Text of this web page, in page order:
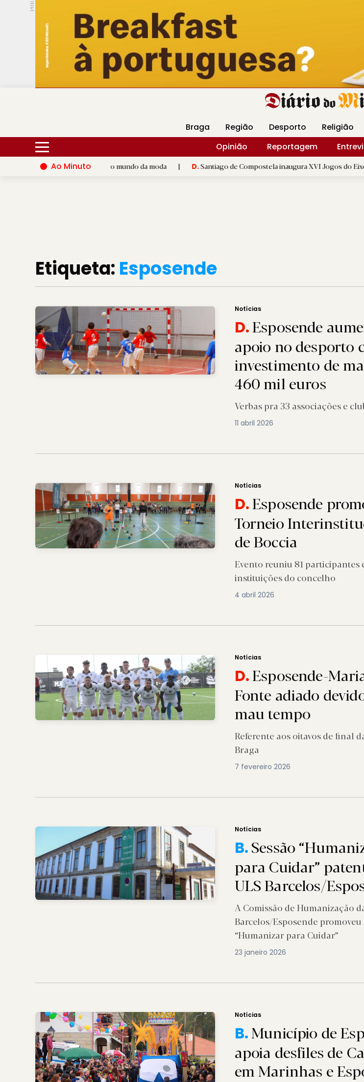
PUB.
Hoje 17ºC 30ºC DMtv Revista Minha Gráfica DM
Braga Região Desporto Religião
Opinião
Reportagem
Ao Minuto
e à inovação do mundo da moda | D.Santiago de Compostela inaugura XVI Jogos do Eixo Atlântico
Etiqueta: Esposende
Notícias
D.Esposende
apoio no desporto
investimento de
460 mil euros
Verbas pra 33 associações e
11 abril 2026
Notícias
D.Esposende
Torneio
de Boccia
Evento reuniu 81 participantes
instituições do concelho
4 abril 2026
Notícias
D.Esposende-
Fonte adiado
mau tempo
Referente aos oitavos de final
Braga
7 fevereiro 2026
Notícias
B.Sessão
para Cuidar”
ULS Barcelos/
A Comissão de Humanização
Barcelos/Esposende promoveu
“Humanizar para Cuidar”
23 janeiro 2026
Notícias
B.Município de
apoia desfiles de
em Marinhas e